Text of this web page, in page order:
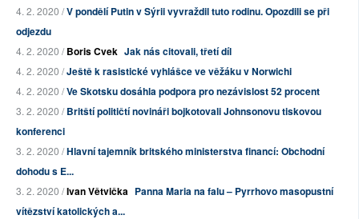
4. 2. 2020 /V pondělí Putin v Sýrii vyvraždil tuto rodinu. Opozdili se při
odjezdu
4. 2. 2020 /Boris Cvek Jak nás citovali, třetí díl
4. 2. 2020 /Ještě k rasistické vyhlášce ve věžáku v Norwichi
4. 2. 2020 /Ve Skotsku dosáhla podpora pro nezávislost 52 procent
3. 2. 2020 /Britští političtí novináři bojkotovali Johnsonovu tiskovou
konferenci
3. 2. 2020 /Hlavní tajemník britského ministerstva financí: Obchodní
dohodu s E...
3. 2. 2020 /Ivan Větvička Panna Maria na falu – Pyrrhovo masopustní
vítězství katolických a...